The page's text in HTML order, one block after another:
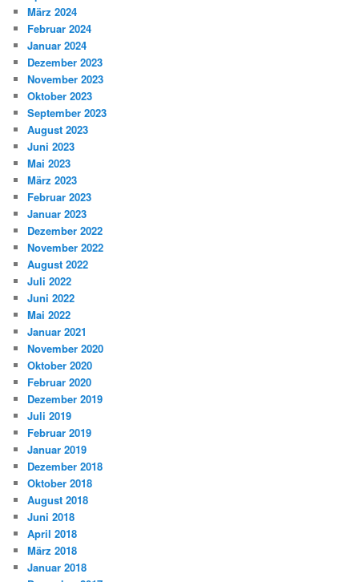
März 2024
Februar 2024
Januar 2024
Dezember 2023
November 2023
Oktober 2023
September 2023
August 2023
Juni 2023
Mai 2023
März 2023
Februar 2023
Januar 2023
Dezember 2022
November 2022
August 2022
Juli 2022
Juni 2022
Mai 2022
Januar 2021
November 2020
Oktober 2020
Februar 2020
Dezember 2019
Juli 2019
Februar 2019
Januar 2019
Dezember 2018
Oktober 2018
August 2018
Juni 2018
April 2018
März 2018
Januar 2018